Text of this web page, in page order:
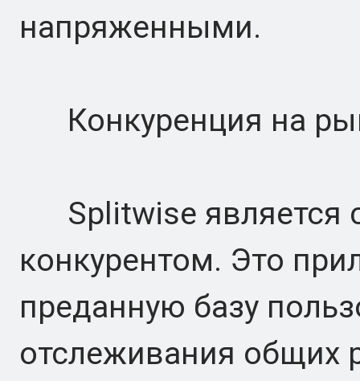
напряженными.
Конкуренция на
Splitwise
конкурентом. Это
преданную базу
отслеживания общих